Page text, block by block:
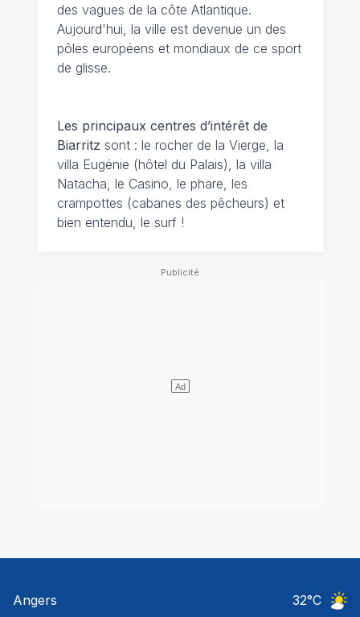
des vagues de la côte Atlantique.
Aujourd'hui, la ville est devenue un des
pôles européens et mondiaux de ce sport
de glisse.
Les principaux centres d’intérêt de
Biarritz sont : le rocher de la Vierge, la
villa Eugénie (hôtel du Palais), la villa
Natacha, le Casino, le phare, les
crampottes (cabanes des pêcheurs) et
bien entendu, le surf !
Angers 32°C